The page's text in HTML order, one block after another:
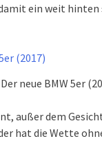
ein weit hinten
Der neue BMW 5er
außer dem
hat die Wette